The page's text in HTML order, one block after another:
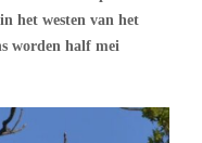
het westen van het
worden half mei